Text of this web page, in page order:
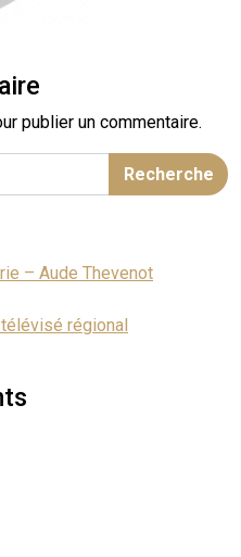
publier un commentaire.
– Aude Thevenot
régional